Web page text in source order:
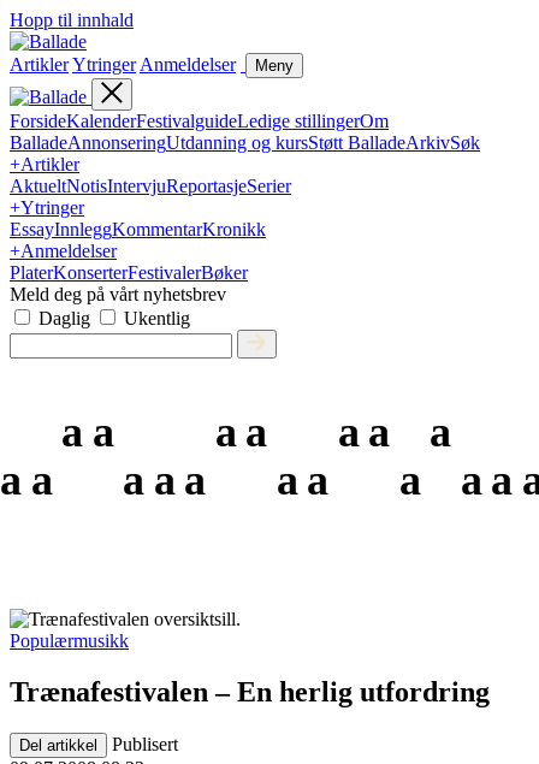
Hopp til innhald
ArtiklerYtringer Anmeldelser Meny
ForsideKalenderFestivalguideLedige stillingerOm
BalladeAnnonseringUtdanning og kursStøtt BalladeArkivSøk
+Artikler
AktueltNotisIntervjuReportasjeSerier
+Ytringer
EssayInnleggKommentarKronikk
+Anmeldelser
PlaterKonserterFestivalerBøker
Meld deg på vårt nyhetsbrev
Daglig
Ukentlig
a
a
a
a a
Populærmusikk
Trænafestivalen – En herlig utfordring
Del artikkel
Publisert